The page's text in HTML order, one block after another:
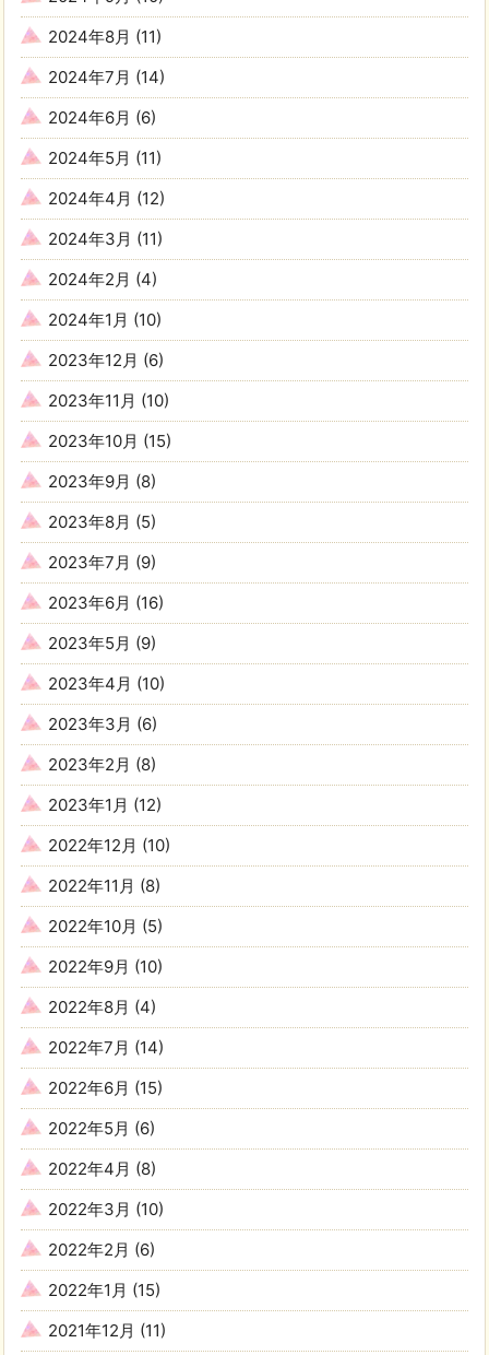
2024年8月 (11)
2024年7月 (14)
2024年6月 (6)
2024年5月 (11)
2024年4月 (12)
2024年3月 (11)
2024年2月 (4)
2024年1月 (10)
2023年12月 (6)
2023年11月 (10)
2023年10月 (15)
2023年9月 (8)
2023年8月 (5)
2023年7月 (9)
2023年6月 (16)
2023年5月 (9)
2023年4月 (10)
2023年3月 (6)
2023年2月 (8)
2023年1月 (12)
2022年12月 (10)
2022年11月 (8)
2022年10月 (5)
2022年9月 (10)
2022年8月 (4)
2022年7月 (14)
2022年6月 (15)
2022年5月 (6)
2022年4月 (8)
2022年3月 (10)
2022年2月 (6)
2022年1月 (15)
2021年12月 (11)